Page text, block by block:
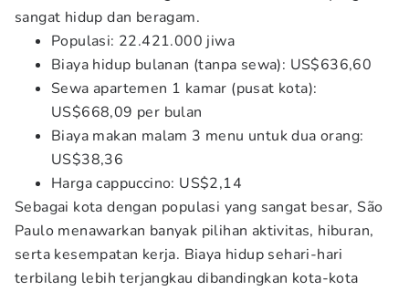
sangat hidup dan beragam.
Populasi: 22.421.000 jiwa
Biaya hidup bulanan (tanpa sewa): US$636,60
Sewa apartemen 1 kamar (pusat kota):
US$668,09 per bulan
Biaya makan malam 3 menu untuk dua orang:
US$38,36
Harga cappuccino: US$2,14
Sebagai kota dengan populasi yang sangat besar, São
Paulo menawarkan banyak pilihan aktivitas, hiburan,
serta kesempatan kerja. Biaya hidup sehari-hari
terbilang lebih terjangkau dibandingkan kota-kota